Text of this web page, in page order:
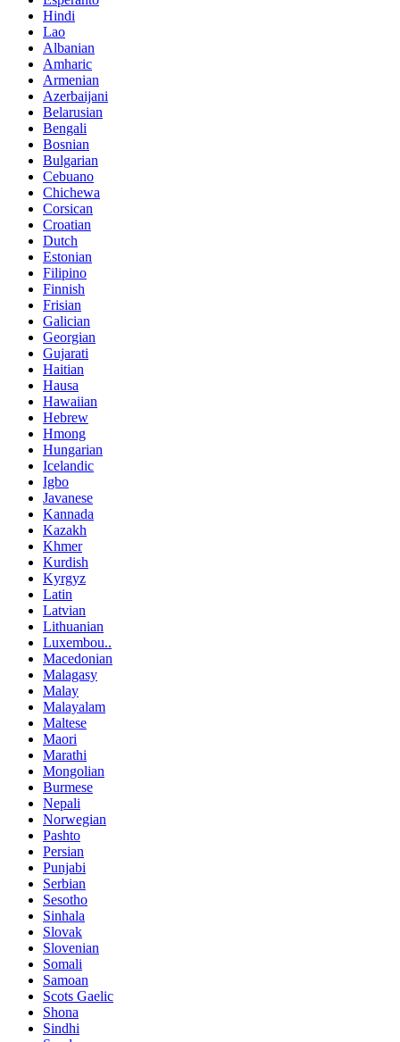
Hindi
Lao
Albanian
Amharic
Armenian
Azerbaijani
Belarusian
Bengali
Bosnian
Bulgarian
Cebuano
Chichewa
Corsican
Croatian
Dutch
Estonian
Filipino
Finnish
Frisian
Galician
Georgian
Gujarati
Haitian
Hausa
Hawaiian
Hebrew
Hmong
Hungarian
Icelandic
Igbo
Javanese
Kannada
Kazakh
Khmer
Kurdish
Kyrgyz
Latin
Latvian
Lithuanian
Luxembou..
Macedonian
Malagasy
Malay
Malayalam
Maltese
Maori
Marathi
Mongolian
Burmese
Nepali
Norwegian
Pashto
Persian
Punjabi
Serbian
Sesotho
Sinhala
Slovak
Slovenian
Somali
Samoan
Scots Gaelic
Shona
Sindhi